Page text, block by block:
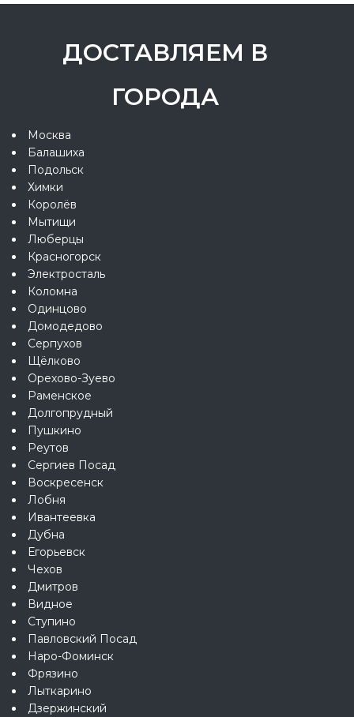
ДОСТАВЛЯЕМ В
ГОРОДА
Москва
Балашиха
Подольск
Химки
Королёв
Мытищи
Люберцы
Красногорск
Электросталь
Коломна
Одинцово
Домодедово
Серпухов
Щёлково
Орехово-Зуево
Раменское
Долгопрудный
Пушкино
Реутов
Сергиев Посад
Воскресенск
Лобня
Ивантеевка
Дубна
Егорьевск
Чехов
Дмитров
Видное
Ступино
Павловский Посад
Наро-Фоминск
Фрязино
Лыткарино
Дзержинский